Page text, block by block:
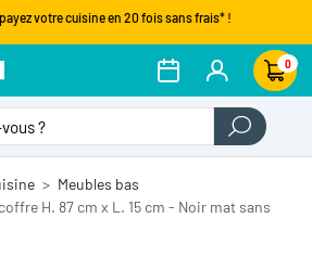
votre cuisine en 20 fois sans frais* !
0
Meubles bas
H. 87 cm x L. 15 cm - Noir mat sans